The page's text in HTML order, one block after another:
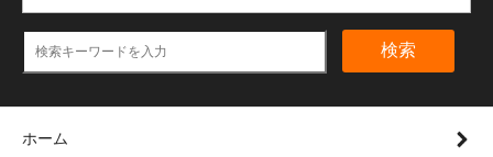
検索
ホーム